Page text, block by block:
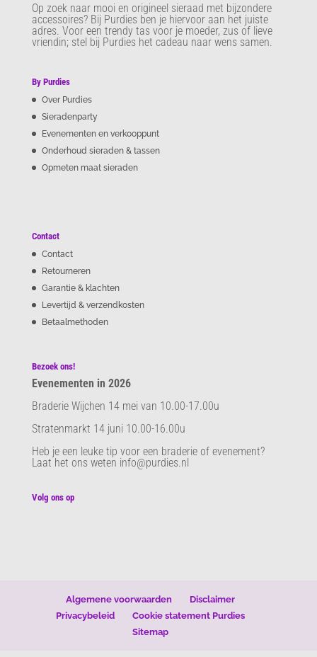
Op zoek naar mooi en origineel sieraad met bijzondere
accessoires? Bij Purdies ben je hiervoor aan het juiste
adres. Voor een trendy tas voor je moeder, zus of lieve
vriendin; stel bij Purdies het cadeau naar wens samen.
By Purdies
Over Purdies
Sieradenparty
Evenementen en verkooppunt
Onderhoud sieraden & tassen
Opmeten maat sieraden
Contact
Contact
Retourneren
Garantie & klachten
Levertijd & verzendkosten
Betaalmethoden
Bezoek ons!
Evenementen in 2026
Braderie Wijchen 14 mei van 10.00-17.00u
Stratenmarkt 14 juni 10.00-16.00u
Heb je een leuke tip voor een braderie of evenement?
Laat het ons weten info@purdies.nl
Volg ons op
Algemene voorwaarden
Disclaimer
Privacybeleid
Cookie statement Purdies
Sitemap